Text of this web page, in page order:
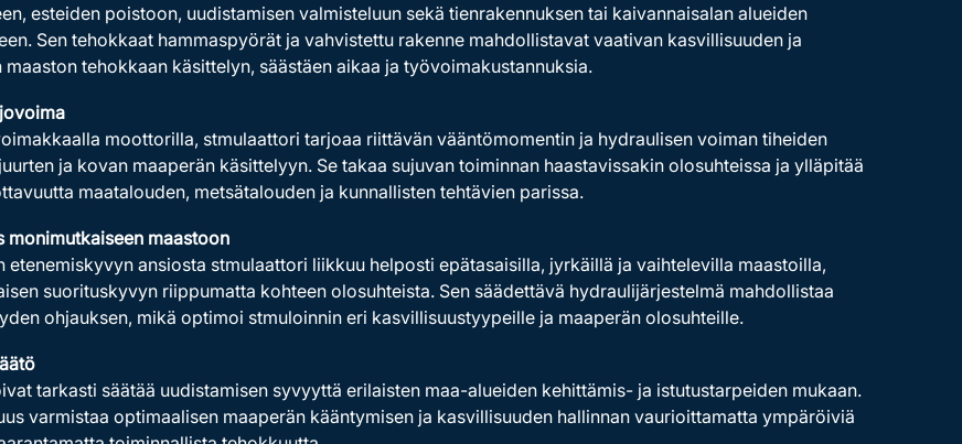
esteiden poistoon, uudistamisen valmisteluun sekä tienrakennuksen tai kaivannaisalan alueiden
Sen tehokkaat hammaspyörät ja vahvistettu rakenne mahdollistavat vaativan kasvillisuuden ja
maaston tehokkaan käsittelyn, säästäen aikaa ja työvoimakustannuksia.
moottorilla, stmulaattori tarjoaa riittävän vääntömomentin ja hydraulisen voiman tiheiden
ja kovan maaperän käsittelyyn. Se takaa sujuvan toiminnan haastavissakin olosuhteissa ja ylläpitää
maatalouden, metsätalouden ja kunnallisten tehtävien parissa.
monimutkaiseen maastoon
etenemiskyvyn ansiosta stmulaattori liikkuu helposti epätasaisilla, jyrkäillä ja vaihtelevilla maastoilla,
suorituskyvyn riippumatta kohteen olosuhteista. Sen säädettävä hydraulijärjestelmä mahdollistaa
ohjauksen, mikä optimoi stmuloinnin eri kasvillisuustyypeille ja maaperän olosuhteille.
tarkasti säätää uudistamisen syvyyttä erilaisten maa-alueiden kehittämis- ja istutustarpeiden mukaan.
varmistaa optimaalisen maaperän kääntymisen ja kasvillisuuden hallinnan vaurioittamatta ympäröiviä